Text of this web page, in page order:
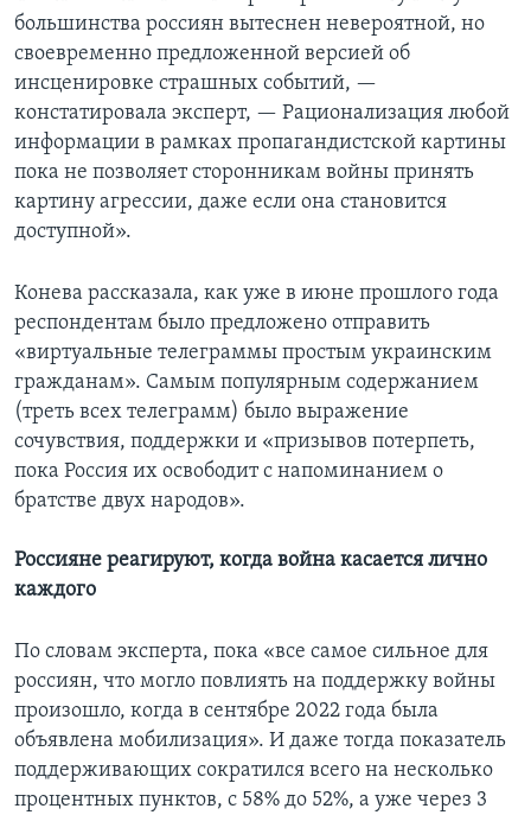
большинства россиян вытеснен невероятной, но
своевременно предложенной версией об
инсценировке страшных событий, —
констатировала эксперт, — Рационализация любой
информации в рамках пропагандистской картины
пока не позволяет сторонникам войны принять
картину агрессии, даже если она становится
доступной».
Конева рассказала, как уже в июне прошлого года
респондентам было предложено отправить
«виртуальные телеграммы простым украинским
гражданам». Самым популярным содержанием
(треть всех телеграмм) было выражение
сочувствия, поддержки и «призывов потерпеть,
пока Россия их освободит с напоминанием о
братстве двух народов».
Россияне реагируют, когда война касается лично
каждого
По словам эксперта, пока «все самое сильное для
россиян, что могло повлиять на поддержку войны
произошло, когда в сентябре 2022 года была
объявлена мобилизация». И даже тогда показатель
поддерживающих сократился всего на несколько
процентных пунктов, с 58% до 52%, а уже через 3